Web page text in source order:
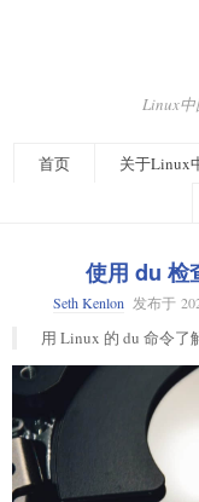
Linux中
首页 关于Linux
使用 du 检
Seth Kenlon 发布于
用 Linux 的 du 命令了